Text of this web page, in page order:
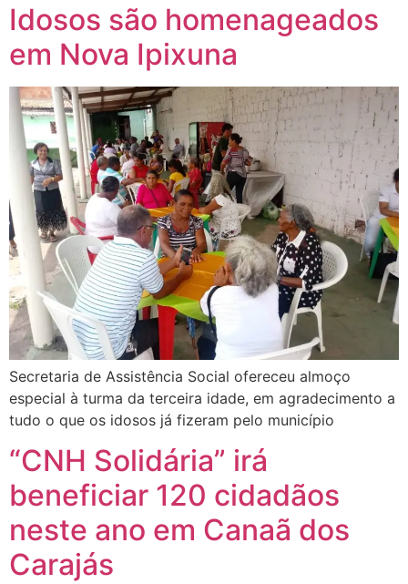
Idosos são homenageados
em Nova Ipixuna
Secretaria de Assistência Social ofereceu almoço
especial à turma da terceira idade, em agradecimento a
tudo o que os idosos já fizeram pelo município
“CNH Solidária” irá
beneficiar 120 cidadãos
neste ano em Canaã dos
Carajás